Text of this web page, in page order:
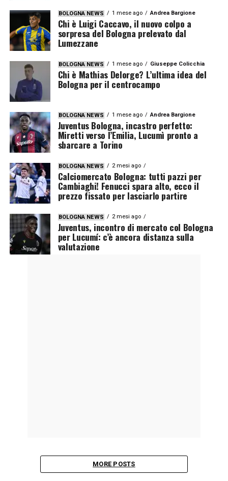
BOLOGNA NEWS 1 mese ago Andrea Bargione
Chi è Luigi Caccavo, il nuovo colpo a
sorpresa del Bologna prelevato dal
Lumezzane
BOLOGNA NEWS 1 mese ago Giuseppe Colicchia
Chi è Mathias Delorge? L’ultima idea del
Bologna per il centrocampo
BOLOGNA NEWS 1 mese ago Andrea Bargione
Juventus Bologna, incastro perfetto:
Miretti verso l’Emilia, Lucumì pronto a
sbarcare a Torino
BOLOGNA NEWS 2 mesi ago
Calciomercato Bologna: tutti pazzi per
Cambiaghi! Fenucci spara alto, ecco il
prezzo fissato per lasciarlo partire
BOLOGNA NEWS 2 mesi ago
Juventus, incontro di mercato col Bologna
per Lucumí: c’è ancora distanza sulla
valutazione
MORE POSTS